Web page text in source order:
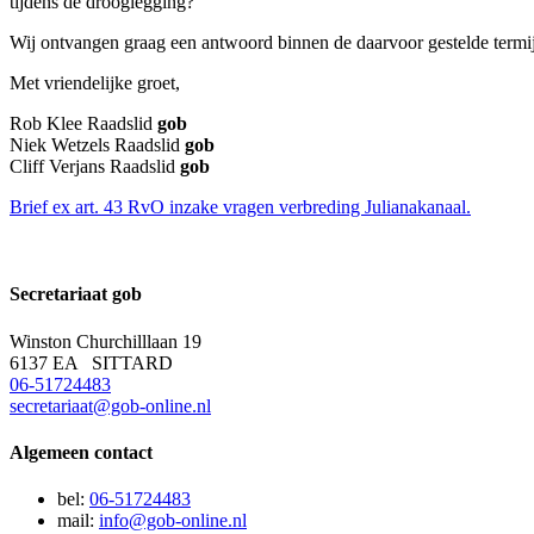
Wij ontvangen graag een antwoord binnen de daarvoor gestelde
Met vriendelijke groet,
Rob Klee Raadslid gob
Niek Wetzels Raadslid gob
Cliff Verjans Raadslid gob
Brief ex art. 43 RvO inzake vragen verbreding Julianakanaal.
Secretariaatgob
Winston Churchilllaan 19
6137 EA SITTARD
06-51724483
secretariaat@gob-online.nl
Algemeen contact
bel: 06-51724483
mail: info@gob-online.nl